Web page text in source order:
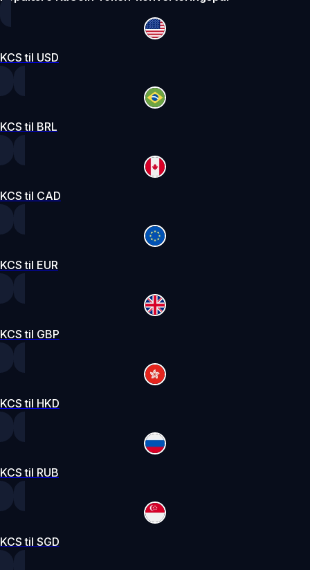
KCS til USD
KCS til BRL
KCS til CAD
KCS til EUR
KCS til GBP
KCS til HKD
KCS til RUB
KCS til SGD